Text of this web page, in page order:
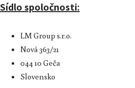
Sídlo spoločnosti:
LM Group s.r.o.
Nová 363/21
044 10 Geča
Slovensko